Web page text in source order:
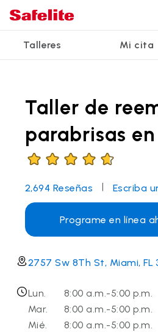
Talleres Mi cita
Servicios
Reparación de parabrisas
Reemplazo de parabrisas
Reemplazo del vidrio trasero
Reparación de vidrio a
Reparación de ventanillas
Recalibrado de los sistemas
Reparación y reemplazo
Reseñas de clientes
Garantía nacional
Safelite Foundation
Mi cita
Taller de
parabrisas
2,694 Reseñas | Escriba
Programe en línea
2757 Sw 8Th St, Miami, FL
Lun.
8:00 a.m.-5:00 p.m.
Mar.
8:00 a.m.-5:00 p.m.
Mié.
8:00 a.m.-5:00 p.m.